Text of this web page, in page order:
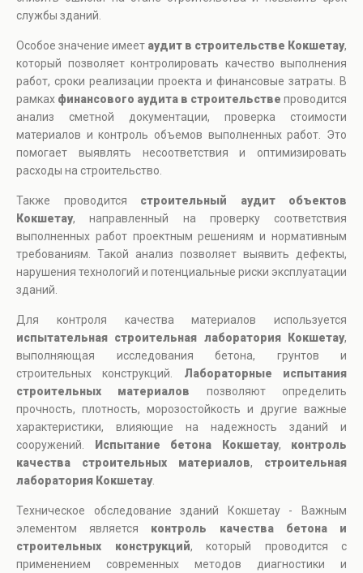
службы зданий.
Особое значение имеет аудит в строительстве Кокшетау,
который позволяет контролировать качество выполнения
работ, сроки реализации проекта и финансовые затраты. В
рамках финансового аудита в строительстве проводится
анализ сметной документации, проверка стоимости
материалов и контроль объемов выполненных работ. Это
помогает выявлять несоответствия и оптимизировать
расходы на строительство.
Также проводится строительный аудит объектов
Кокшетау, направленный на проверку соответствия
выполненных работ проектным решениям и нормативным
требованиям. Такой анализ позволяет выявить дефекты,
нарушения технологий и потенциальные риски эксплуатации
зданий.
Для контроля качества материалов используется
испытательная строительная лаборатория Кокшетау,
выполняющая исследования бетона, грунтов и
строительных конструкций. Лабораторные испытания
строительных материалов позволяют определить
прочность, плотность, морозостойкость и другие важные
характеристики, влияющие на надежность зданий и
сооружений.
Испытание бетона Кокшетау, контроль
качества строительных материалов, строительная
лаборатория Кокшетау.
Техническое обследование зданий Кокшетау - Важным
элементом является контроль качества бетона и
строительных конструкций, который проводится с
применением современных методов диагностики и